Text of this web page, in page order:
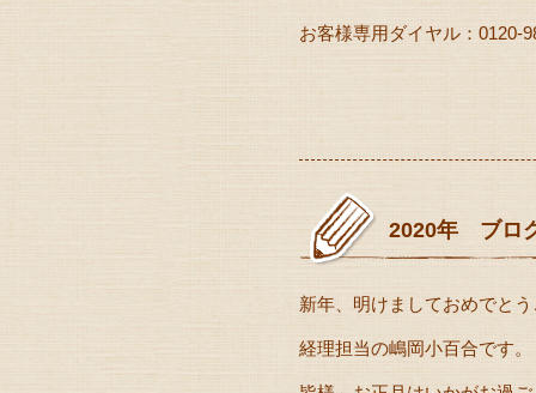
お客様専用ダイヤル：0120-
2020年 ブロ
新年、明けましておめでと
経理担当の嶋岡小百合です。